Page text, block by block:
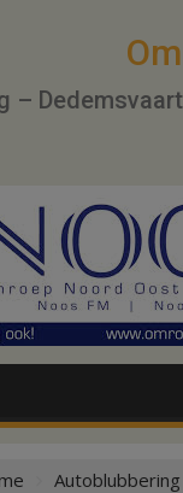
–
Autoblubbering